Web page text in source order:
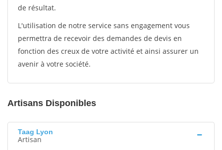
de résultat.
L'utilisation de notre service sans engagement vous
permettra de recevoir des demandes de devis en
fonction des creux de votre activité et ainsi assurer un
avenir à votre société.
Artisans Disponibles
Taag Lyon
Artisan